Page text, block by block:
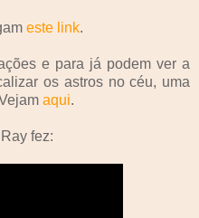
este link.
e para já podem ver a
os astros no céu, uma
aqui.
fez: